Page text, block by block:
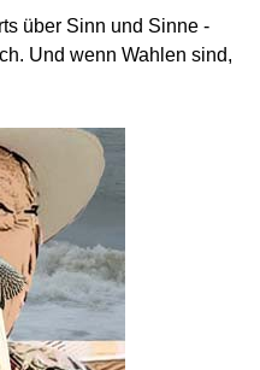
über Sinn und Sinne -
Und wenn Wahlen sind,